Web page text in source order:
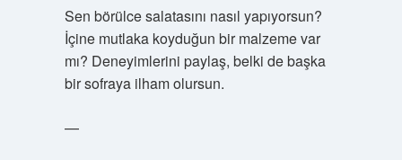
Sen börülce salatasını nasıl yapıyorsun?
İçine mutlaka koyduğun bir malzeme var
mı? Deneyimlerini paylaş, belki de başka
bir sofraya ilham olursun.
—